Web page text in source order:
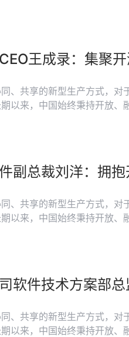
助更多人更充分了解开源
写署名文章，分享对开源技
、共享的新型生产方式，
以来，中国始终秉持开放、
助更多人更充分了解开源
写署名文章，分享对开源技
副总裁刘洋：拥
、共享的新型生产方式，
以来，中国始终秉持开放、
助更多人更充分了解开源
分享对开源技术和开发者的
、共享的新型生产方式，
以来，中国始终秉持开放、